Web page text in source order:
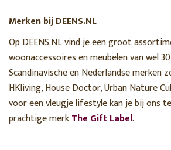
Merken bij DEENS.NL
Op DEENS.NL vind je een groot
woonaccessoires en meubelen van wel
Scandinavische en Nederlandse merken
HKliving, House Doctor, Urban Nature
voor een vleugje lifestyle kan je bij ons
prachtige merkThe Gift Label.